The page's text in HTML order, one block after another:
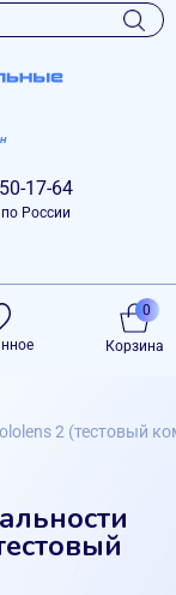
17-64
России
Корзина
0
2 (тестовый